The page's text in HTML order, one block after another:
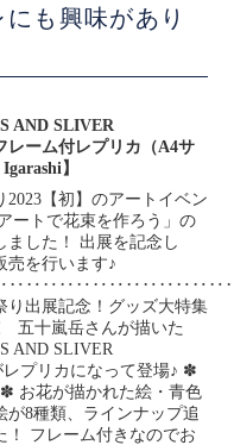
も興味があり
AND SLIVER
レーム付レプリカ（A4サ
】
2023【初】のアートイベン
ートで花束を作ろう」の
ました！ 出展を記念し
売を行います♪
り出展記念！グッズ大特集
五十嵐岳さんが描いた
AND SLIVER
レプリカになって登場♪ ✽
お花が描かれた絵・青色
が8種類、ラインナップ追
！ フレーム付きなのでお